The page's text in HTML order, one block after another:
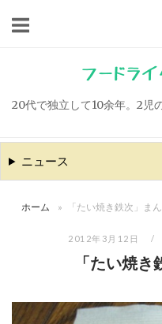
キ
ッ
フードラ
20代で独立して10余年。2児
ニュース
ホーム » 「たい焼き鉄次」ま
2012年3月12日
「たい焼